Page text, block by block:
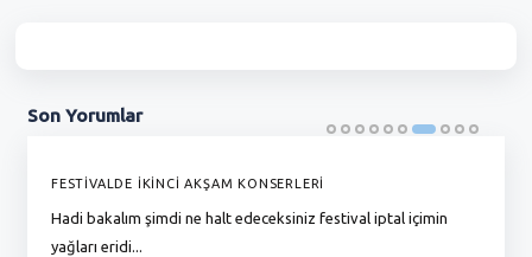
Son Yorumlar
FESTİVALDE İKİNCİ AKŞAM KONSERLERİ
Hadi bakalım şimdi ne halt edeceksiniz festival iptal içimin
yağları eridi...